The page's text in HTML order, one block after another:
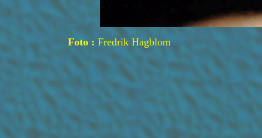
Foto : Fredrik Hagblom